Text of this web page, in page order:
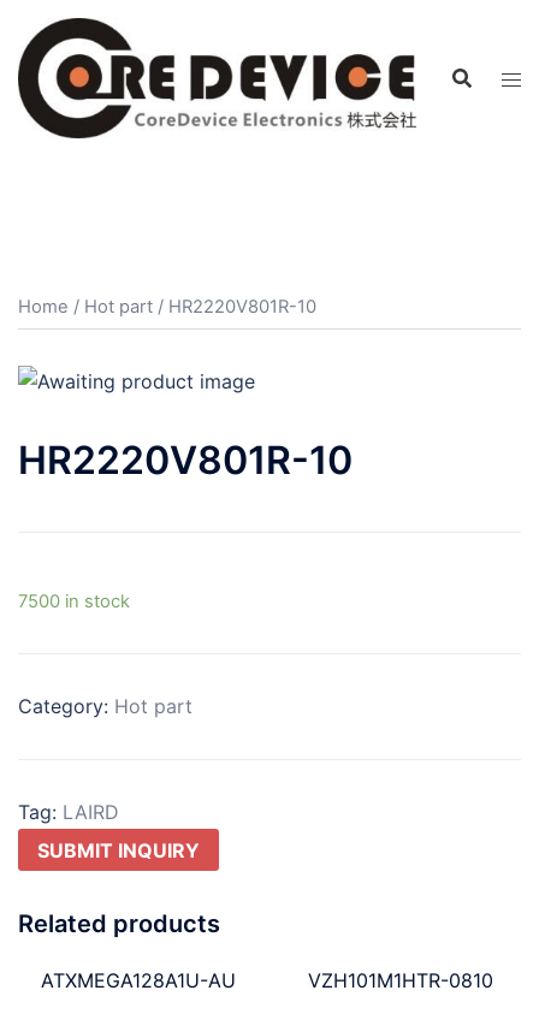
Home / Hot part / HR2220V801R-10
HR2220V801R-10
7500 in stock
Category: Hot part
Tag: LAIRD
SUBMIT INQUIRY
Related products
ATXMEGA128A1U-AU VZH101M1HTR-0810